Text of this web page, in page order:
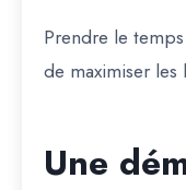
Prendre le
de maximiser les
Une